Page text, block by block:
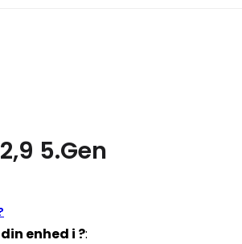
5.Gen
enhed i ?: